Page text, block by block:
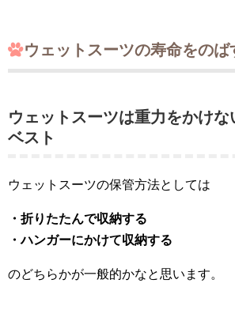
ウェットスーツの寿命をのば
ウェットスーツは重力をかけ
ベスト
ウェットスーツの保管方法としては
・折りたたんで収納する
・ハンガーにかけて収納する
のどちらかが一般的かなと思います。